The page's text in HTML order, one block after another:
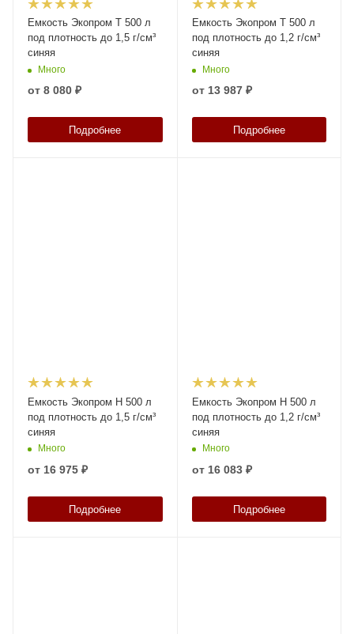
Емкость Экопром T 500 л
под плотность до 1,5 г/см³
синяя
Много
от 8 080 ₽
Подробнее
Емкость Экопром T 500 л
под плотность до 1,2 г/см³
синяя
Много
от 13 987 ₽
Подробнее
Емкость Экопром H 500 л
под плотность до 1,5 г/см³
синяя
Много
от 16 975 ₽
Подробнее
Емкость Экопром H 500 л
под плотность до 1,2 г/см³
синяя
Много
от 16 083 ₽
Подробнее